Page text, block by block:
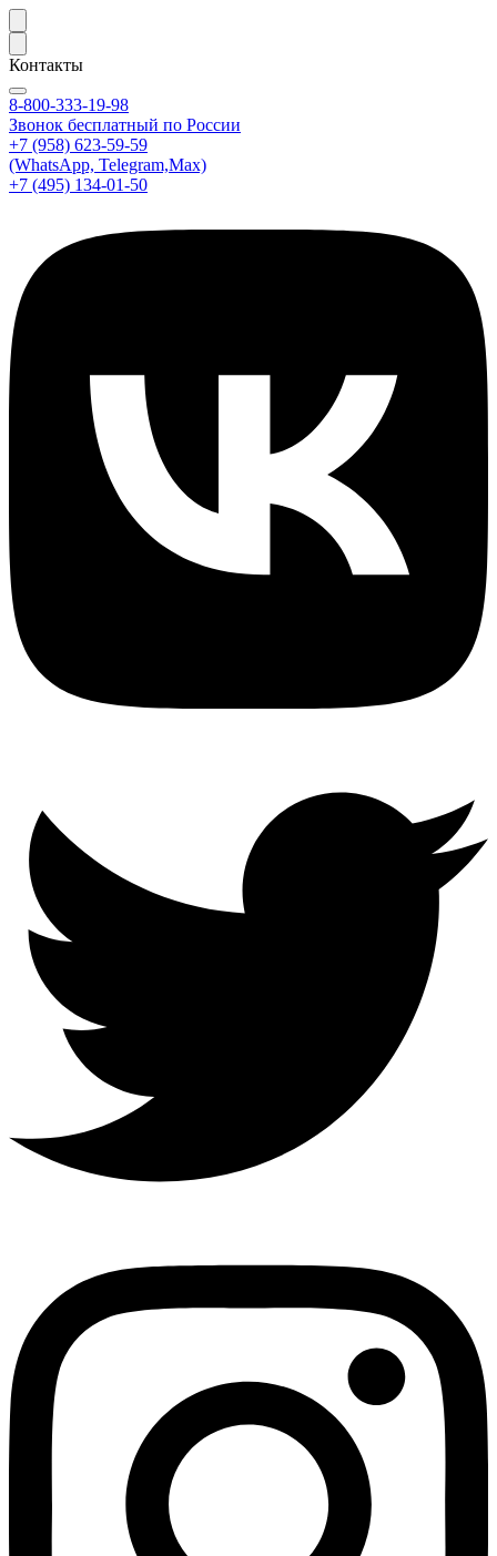
Контакты
8-800-333-19-98
Звонок бесплатный по России
+7 (958) 623-59-59
(WhatsApp, Telegram,Max)
+7 (495) 134-01-50